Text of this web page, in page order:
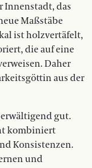
Innenstadt, das
Maßstäbe
ist holzvertäfelt,
die auf eine
Daher
aus der
gut.
kombiniert
Konsistenzen.
und